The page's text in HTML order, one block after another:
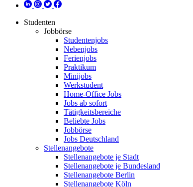
Studenten
Jobbörse
Studentenjobs
Nebenjobs
Ferienjobs
Praktikum
Minijobs
Werkstudent
Home-Office Jobs
Jobs ab sofort
Tätigkeitsbereiche
Beliebte Jobs
Jobbörse
Jobs Deutschland
Stellenangebote
Stellenangebote je Stadt
Stellenangebote je Bundesland
Stellenangebote Berlin
Stellenangebote Köln